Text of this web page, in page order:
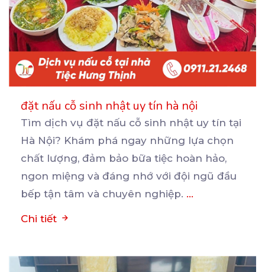
đặt nấu cỗ sinh nhật uy tín hà nội
Tìm dịch vụ đặt nấu cỗ sinh nhật uy tín tại
Hà Nội? Khám phá ngay những lựa chọn
chất lượng, đảm bảo bữa tiệc hoàn hảo,
ngon miệng và đáng nhớ với đội ngũ đầu
bếp tận tâm và chuyên nghiệp. ...
Chi tiết